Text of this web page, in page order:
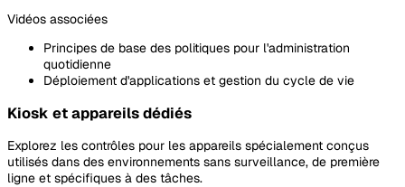
Vidéos associées
Principes de base des politiques pour l'administration
quotidienne
Déploiement d'applications et gestion du cycle de vie
Kiosk et appareils dédiés
Explorez les contrôles pour les appareils spécialement conçus
utilisés dans des environnements sans surveillance, de première
ligne et spécifiques à des tâches.